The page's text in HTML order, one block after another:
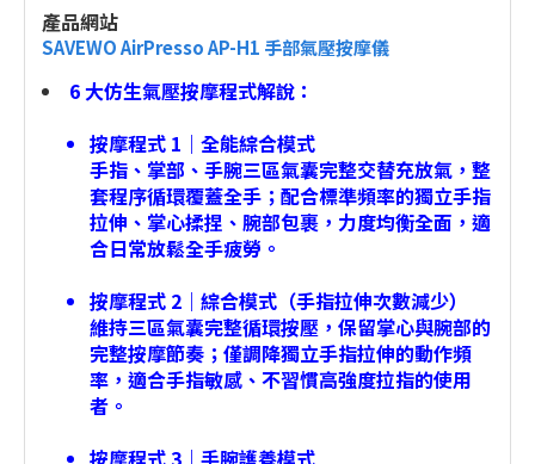
產品網站
SAVEWO AirPresso AP-H1 手部氣壓按摩儀
6 大仿生氣壓按摩程式解說：
按摩程式 1｜全能綜合模式
手指、掌部、手腕三區氣囊完整交替充放氣，整
套程序循環覆蓋全手；配合標準頻率的獨立手指
拉伸、掌心揉捏、腕部包裹，力度均衡全面，適
合日常放鬆全手疲勞。
按摩程式 2｜綜合模式（手指拉伸次數減少）
維持三區氣囊完整循環按壓，保留掌心與腕部的
完整按摩節奏；僅調降獨立手指拉伸的動作頻
率，適合手指敏感、不習慣高強度拉指的使用
者。